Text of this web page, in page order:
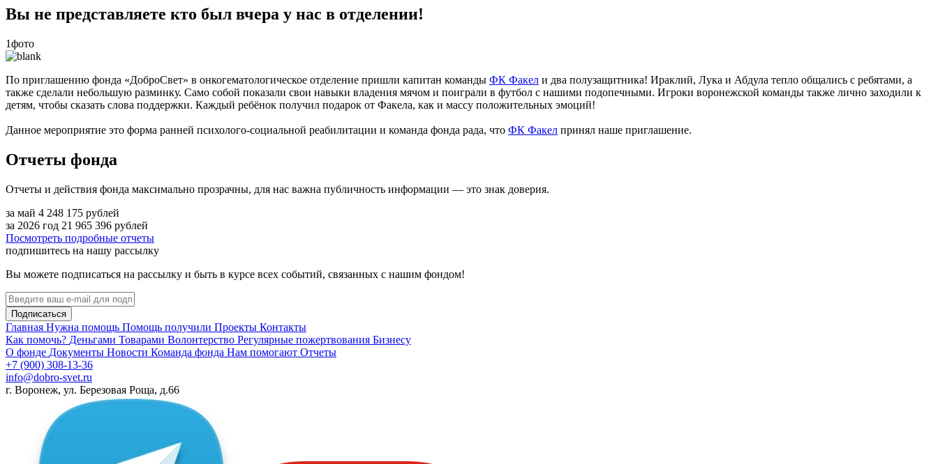
Вы не представляете кто был вчера у нас в отделении!
1фото
По приглашению фонда «ДоброСвет» в онкогематологическое отделение пришли капитан команды ФК Факел и два полузащитника! Ираклий, Лука и Абдула тепло общались с ребятами, а
также сделали небольшую разминку. Само собой показали свои навыки владения мячом и поиграли в футбол с нашими подопечными. Игроки воронежской команды также лично заходили к
детям, чтобы сказать слова поддержки. Каждый ребёнок получил подарок от Факела, как и массу положительных эмоций!
Данное мероприятие это форма ранней психолого-социальной реабилитации и команда фонда рада, что ФК Факел принял наше приглашение.
Отчеты фонда
Отчеты и действия фонда максимально прозрачны, для нас важна публичность информации — это знак доверия.
за май 4 248 175 рублей
за 2026 год 21 965 396 рублей
Посмотреть подробные отчеты
подпишитесь на нашу рассылку
Вы можете подписаться на рассылку и быть в курсе всех событий, связанных с нашим фондом!
Подписаться
Главная Нужна помощь Помощь получили Проекты Контакты
Как помочь? Деньгами Товарами Волонтерство Регулярные пожертвования Бизнесу
О фонде Документы Новости Команда фонда Нам помогают Отчеты
+7 (900) 308-13-36
info@dobro-svet.ru
г. Воронеж, ул. Березовая Роща, д.66